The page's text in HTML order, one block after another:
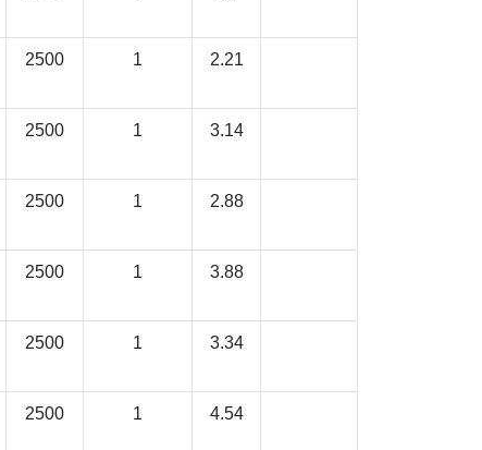
2500 1 2.21
2500 1 3.14
2500 1 2.88
2500 1 3.88
2500 1 3.34
2500 1 4.54